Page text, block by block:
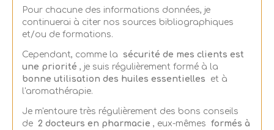
Pour chacune des informations données, je
continuerai à citer nos sources bibliographiques
et/ou de formations.
Cependant, comme la sécurité de mes clients est
une priorité , je suis régulièrement formé à la
bonne utilisation des huiles essentielles et à
l'aromathérapie.
Je m'entoure très régulièrement des bons conseils
de 2 docteurs en pharmacie , eux-mêmes formés à